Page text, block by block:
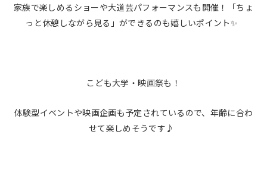
家族で楽しめるショーや大道芸パフォーマンスも開催！「ちょ
っと休憩しながら見る」ができるのも嬉しいポイント✨
こども大学・映画祭も！
体験型イベントや映画企画も予定されているので、年齢に合わ
せて楽しめそうです♪